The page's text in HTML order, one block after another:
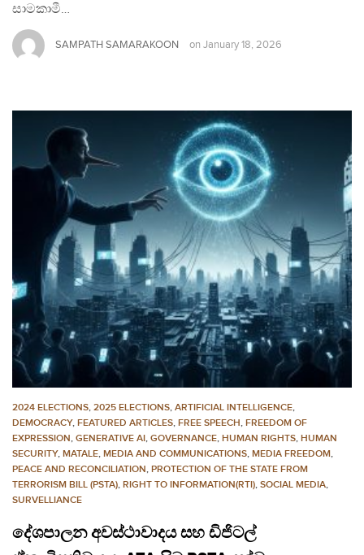
සාමකාමී…
SAMPATH SAMARAKOON on January 18, 2026
2024 ELECTIONS, 2025 ELECTIONS, ARTIFICIAL INTELLIGENCE,
DEMOCRACY, FEATURED ARTICLES, FREE SPEECH, FREEDOM OF
EXPRESSION, GENERATIVE AI, GOVERNANCE, HUMAN RIGHTS, HUMAN
SECURITY, MATALE, MEDIA AND COMMUNICATIONS, MEDIA FREEDOM,
PEACE AND RECONCILIATION, PROTECTION OF THE STATE FROM
TERRORISM BILL (PSTA), RIGHT TO INFORMATION(RTI), SOCIAL MEDIA,
SURVELLIANCE
දේශපාලන අවස්ථාවාදය සහ ඩිජිටල්